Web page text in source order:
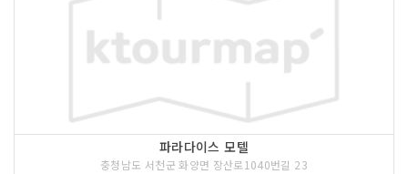
파라다이스 모텔
충청남도 서천군 화양면 장산로1040번길 23